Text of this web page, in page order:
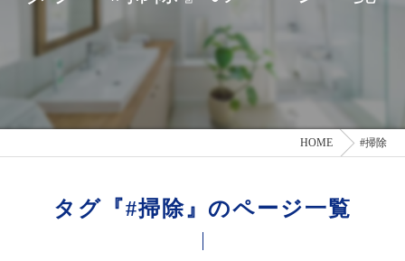
HOME #掃除
タグ『#掃除』のページ一覧